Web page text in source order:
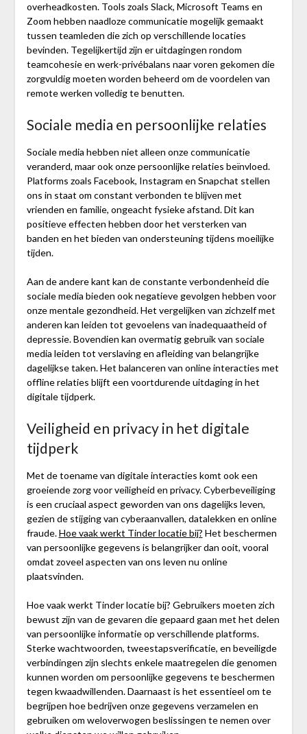
overheadkosten. Tools zoals Slack, Microsoft Teams en
Zoom hebben naadloze communicatie mogelijk gemaakt
tussen teamleden die zich op verschillende locaties
bevinden. Tegelijkertijd zijn er uitdagingen rondom
teamcohesie en werk-privébalans naar voren gekomen die
zorgvuldig moeten worden beheerd om de voordelen van
remote werken volledig te benutten.
Sociale media en persoonlijke relaties
Sociale media hebben niet alleen onze communicatie
veranderd, maar ook onze persoonlijke relaties beïnvloed.
Platforms zoals Facebook, Instagram en Snapchat stellen
ons in staat om constant verbonden te blijven met
vrienden en familie, ongeacht fysieke afstand. Dit kan
positieve effecten hebben door het versterken van
banden en het bieden van ondersteuning tijdens moeilijke
tijden.
Aan de andere kant kan de constante verbondenheid die
sociale media bieden ook negatieve gevolgen hebben voor
onze mentale gezondheid. Het vergelijken van zichzelf met
anderen kan leiden tot gevoelens van inadequaatheid of
depressie. Bovendien kan overmatig gebruik van sociale
media leiden tot verslaving en afleiding van belangrijke
dagelijkse taken. Het balanceren van online interacties met
offline relaties blijft een voortdurende uitdaging in het
digitale tijdperk.
Veiligheid en privacy in het digitale
tijdperk
Met de toename van digitale interacties komt ook een
groeiende zorg voor veiligheid en privacy. Cyberbeveiliging
is een cruciaal aspect geworden van ons dagelijks leven,
gezien de stijging van cyberaanvallen, datalekken en online
fraude.Hoe vaak werkt Tinder locatie bij? Het beschermen
van persoonlijke gegevens is belangrijker dan ooit, vooral
omdat zoveel aspecten van ons leven nu online
plaatsvinden.
Hoe vaak werkt Tinder locatie bij? Gebruikers moeten zich
bewust zijn van de gevaren die gepaard gaan met het delen
van persoonlijke informatie op verschillende platforms.
Sterke wachtwoorden, tweestapsverificatie, en beveiligde
verbindingen zijn slechts enkele maatregelen die genomen
kunnen worden om persoonlijke gegevens te beschermen
tegen kwaadwillenden. Daarnaast is het essentieel om te
begrijpen hoe bedrijven onze gegevens verzamelen en
gebruiken om weloverwogen beslissingen te nemen over